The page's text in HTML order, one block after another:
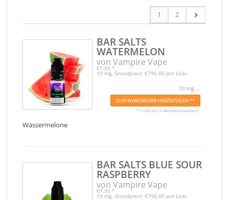
1 2
BAR SALTS
WATERMELON
von Vampire Vape
€7,95 *
10 mg, Grundpreis: €795,00 pro Liter
10 mg ...
ZUM WARENKORB HINZUFÜGEN **
** Lieferzeit im Warenkorb beachten
Wassermelone
BAR SALTS BLUE SOUR
RASPBERRY
von Vampire Vape
€7,95 *
10 mg, Grundpreis: €795,00 pro Liter